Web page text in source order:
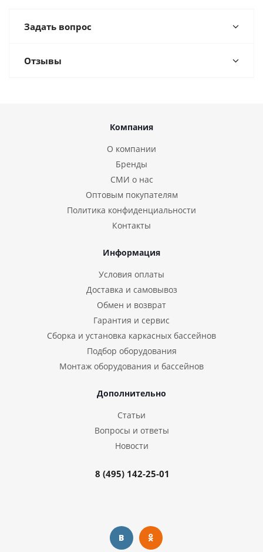
Задать вопрос
Отзывы
Компания
О компании
Бренды
СМИ о нас
Оптовым покупателям
Политика конфиденциальности
Контакты
Информация
Условия оплаты
Доставка и самовывоз
Обмен и возврат
Гарантия и сервис
Сборка и установка каркасных бассейнов
Подбор оборудования
Монтаж оборудования и бассейнов
Дополнительно
Статьи
Вопросы и ответы
Новости
8 (495) 142-25-01